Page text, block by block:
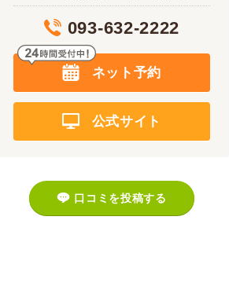
093-632-2222
ネット予約
公式サイト
口コミを投稿する